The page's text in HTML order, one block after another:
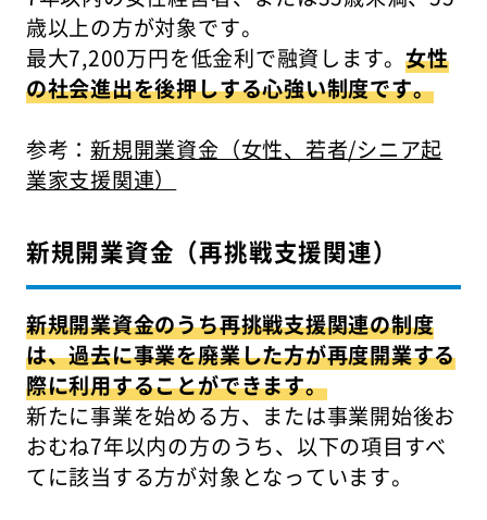
歳以上の方が対象です。
最大7,200万円を低金利で融資します。女性
の社会進出を後押しする心強い制度です。
参考：新規開業資金（女性、若者/シニア起
業家支援関連）
新規開業資金（再挑戦支援関連）
新規開業資金のうち再挑戦支援関連の制度
は、過去に事業を廃業した方が再度開業する
際に利用することができます。
新たに事業を始める方、または事業開始後お
おむね7年以内の方のうち、以下の項目すべ
てに該当する方が対象となっています。